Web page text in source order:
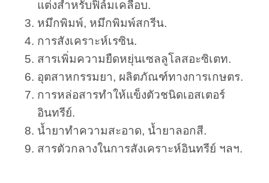
แต่งสำหรับฟิล์มเคลือบ.
หมึกพิมพ์, หมึกพิมพ์สกรีน.
การสังเคราะห์เรซิน.
สารเพิ่มความยืดหยุ่นเซลลูโลสอะซิเตท.
อุตสาหกรรมยา, ผลิตภัณฑ์ทางการเกษตร.
การหล่อสารทำให้แข็งตัวชนิดเอสเตอร์
อินทรีย์.
น้ำยาทำความสะอาด, น้ำยาลอกสี.
สารตัวกลางในการสังเคราะห์อินทรีย์ ฯลฯ.